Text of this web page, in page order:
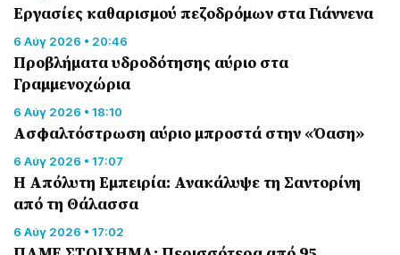
Εργασίες καθαρισμού πεζοδρόμων στα Γιάννενα
6 Αύγ 2026 • 20:46
Προβλήματα υδροδότησης αύριο στα
Γραμμενοχώρια
6 Αύγ 2026 • 18:10
Ασφαλτόστρωση αύριο μπροστά στην «Όαση»
6 Αύγ 2026 • 17:07
Η Απόλυτη Εμπειρία: Ανακάλυψε τη Σαντορίνη
από τη Θάλασσα
6 Αύγ 2026 • 17:02